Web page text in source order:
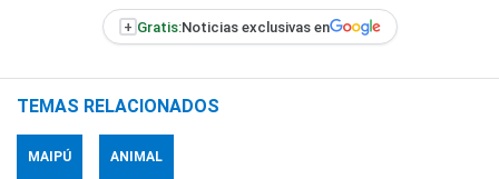
+ Gratis:Noticias exclusivas en
TEMAS RELACIONADOS
MAIPÚ ANIMAL